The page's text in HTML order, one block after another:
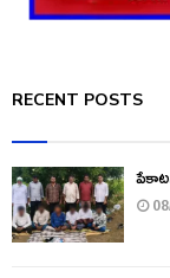
RECENT POSTS